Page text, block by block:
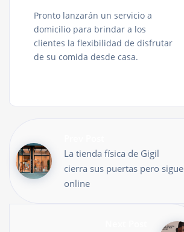
Pronto lanzarán un servicio a
domicilio para brindar a los
clientes la flexibilidad de disfrutar
de su comida desde casa.
La tienda física de Gigil
cierra sus puertas pero sigue
online